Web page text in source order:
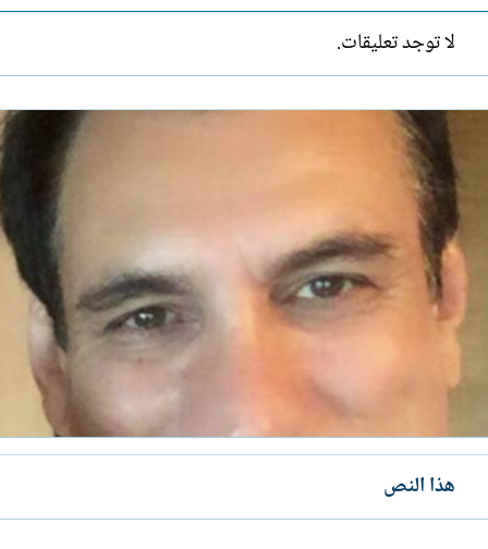
لا توجد تعليقات.
هذا النص